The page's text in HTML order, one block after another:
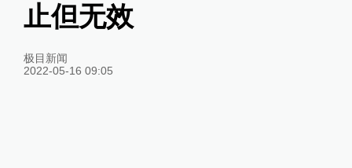
止但无效
极目新闻
2022-05-16 09:05